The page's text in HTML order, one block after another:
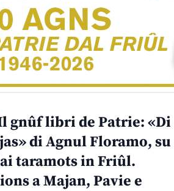
gnûf libri de Patrie: «Di
di Agnul Floramo, su
taramots in Friûl.
a Majan, Pavie e